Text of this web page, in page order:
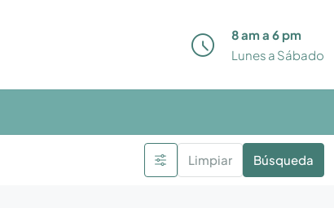
8 am a 6 pm
Lunes a Sábado
Limpiar Búsqueda